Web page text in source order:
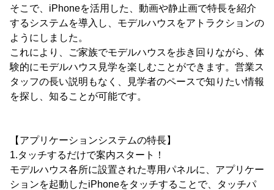
そこで、iPhoneを活用した、動画や静止画で特長を紹介
するシステムを導入し、モデルハウスをアトラクションの
ようにしました。
これにより、ご家族でモデルハウスを歩き回りながら、体
験的にモデルハウス見学を楽しむことができます。営業ス
タッフの長い説明もなく、見学者のペースで知りたい情報
を探し、知ることが可能です。
【アプリケーションシステムの特長】
1.タッチするだけで案内スタート！
モデルハウス各所に設置された専用パネルに、アプリケー
ションを起動したiPhoneをタッチすることで、タッチパ